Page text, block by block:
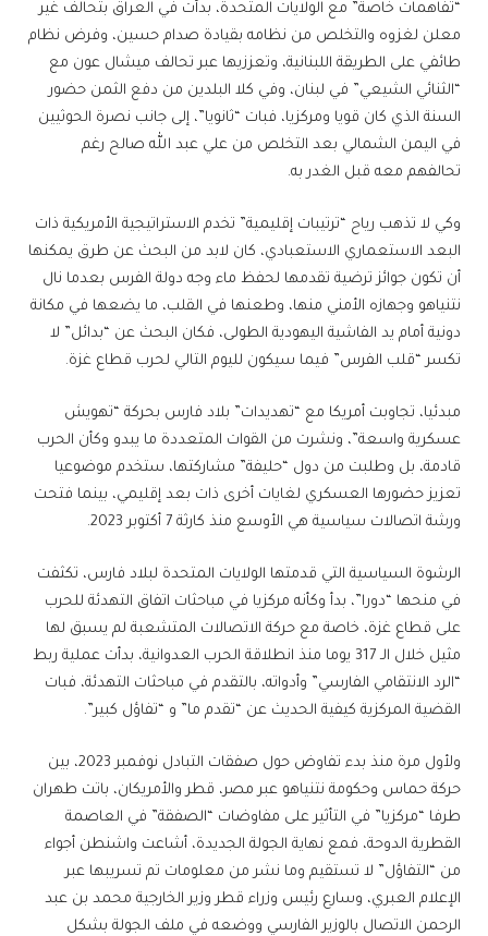
“تفاهمات خاصة” مع الولايات المتحدة، بدأت في العراق بتحالف غير
معلن لغزوه والتخلص من نظامه بقيادة صدام حسين، وفرض نظام
طائفي على الطريقة اللبنانية، وتعززيها عبر تحالف ميشال عون مع
“الثنائي الشيعي” في لبنان، وفي كلا البلدين من دفع الثمن حضور
السنة الذي كان قويا ومركزيا، فبات “ثانويا”، إلى جانب نصرة الحوثيين
في اليمن الشمالي بعد التخلص من علي عبد الله صالح رغم
تحالفهم معه قبل الغدر به.
وكي لا تذهب رياح “ترتيبات إقليمية” تخدم الاستراتيجية الأمريكية ذات
البعد الاستعماري الاستعبادي، كان لابد من البحث عن طرق يمكنها
أن تكون جوائز ترضية تقدمها لحفظ ماء وجه دولة الفرس بعدما نال
نتنياهو وجهازه الأمني منها، وطعنها في القلب، ما يضعها في مكانة
دونية أمام يد الفاشية اليهودية الطولى، فكان البحث عن “بدائل” لا
تكسر “قلب الفرس” فيما سيكون لليوم التالي لحرب قطاع غزة.
مبدئيا، تجاوبت أمريكا مع “تهديدات” بلاد فارس بحركة “تهويش
عسكرية واسعة”، ونشرت من القوات المتعددة ما يبدو وكأن الحرب
قادمة، بل وطلبت من دول “حليفة” مشاركتها، ستخدم موضوعيا
تعزيز حضورها العسكري لغايات أخرى ذات بعد إقليمي، بينما فتحت
ورشة اتصالات سياسية هي الأوسع منذ كارثة 7 أكتوبر 2023.
الرشوة السياسية التي قدمتها الولايات المتحدة لبلاد فارس، تكثفت
في منحها “دورا”، بدأ وكأنه مركزيا في مباحثات اتفاق التهدئة للحرب
على قطاع غزة، خاصة مع حركة الاتصالات المتشعبة لم يسبق لها
مثيل خلال الـ 317 يوما منذ انطلاقة الحرب العدوانية، بدأت عملية ربط
“الرد الانتقامي الفارسي” وأدواته، بالتقدم في مباحثات التهدئة، فبات
القضية المركزية كيفية الحديث عن “تقدم ما” و “تفاؤل كبير”.
ولأول مرة منذ بدء تفاوض حول صفقات التبادل نوفمبر 2023، بين
حركة حماس وحكومة نتنياهو عبر مصر، قطر والأمريكان، باتت طهران
طرفا “مركزيا” في التأثير على مفاوضات “الصفقة” في العاصمة
القطرية الدوحة، فمع نهاية الجولة الجديدة، أشاعت واشنطن أجواء
من “التفاؤل” لا تستقيم وما نشر من معلومات تم تسريبها عبر
الإعلام العبري، وسارع رئيس وزراء قطر وزير الخارجية محمد بن عبد
الرحمن الاتصال بالوزير الفارسي ووضعه في ملف الجولة بشكل